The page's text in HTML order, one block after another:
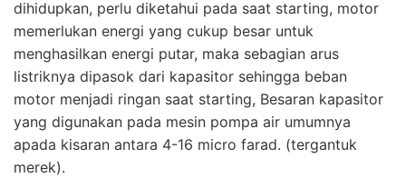
dihidupkan, perlu diketahui pada saat starting, motor
memerlukan energi yang cukup besar untuk
menghasilkan energi putar, maka sebagian arus
listriknya dipasok dari kapasitor sehingga beban
motor menjadi ringan saat starting, Besaran kapasitor
yang digunakan pada mesin pompa air umumnya
apada kisaran antara 4-16 micro farad. (tergantuk
merek).